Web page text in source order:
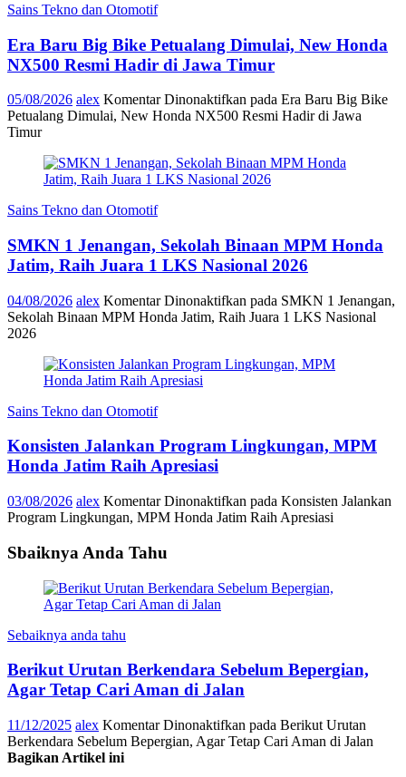
Sains Tekno dan Otomotif
Era Baru Big Bike Petualang Dimulai, New Honda
NX500 Resmi Hadir di Jawa Timur
05/08/2026 alex Komentar Dinonaktifkan pada Era Baru Big Bike
Petualang Dimulai, New Honda NX500 Resmi Hadir di Jawa
Timur
Sains Tekno dan Otomotif
SMKN 1 Jenangan, Sekolah Binaan MPM Honda
Jatim, Raih Juara 1 LKS Nasional 2026
04/08/2026 alex Komentar Dinonaktifkan pada SMKN 1 Jenangan,
Sekolah Binaan MPM Honda Jatim, Raih Juara 1 LKS Nasional
2026
Sains Tekno dan Otomotif
Konsisten Jalankan Program Lingkungan, MPM
Honda Jatim Raih Apresiasi
03/08/2026 alex Komentar Dinonaktifkan pada Konsisten Jalankan
Program Lingkungan, MPM Honda Jatim Raih Apresiasi
Sbaiknya Anda Tahu
Sebaiknya anda tahu
Berikut Urutan Berkendara Sebelum Bepergian,
Agar Tetap Cari Aman di Jalan
11/12/2025 alex Komentar Dinonaktifkan pada Berikut Urutan
Berkendara Sebelum Bepergian, Agar Tetap Cari Aman di Jalan
Bagikan Artikel ini